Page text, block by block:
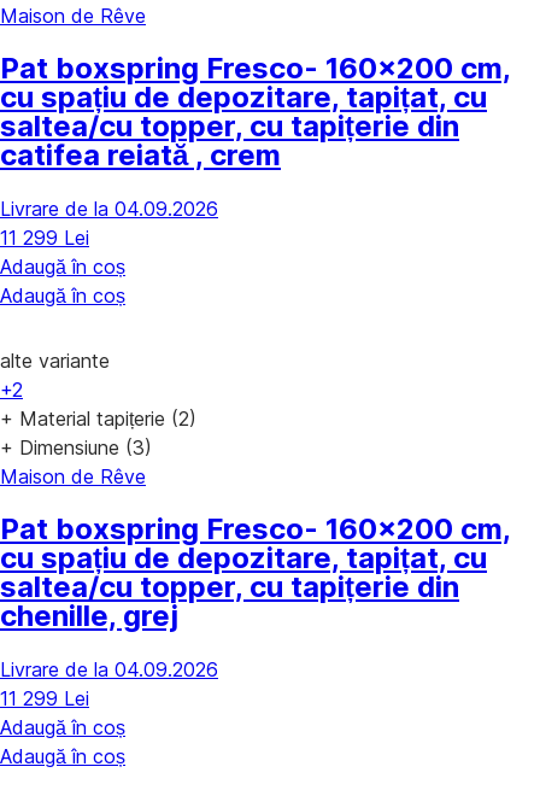
Maison de Rêve
Pat boxspring Fresco- 160x200 cm,
cu spațiu de depozitare, tapițat, cu
saltea/cu topper, cu tapițerie din
catifea reiată , crem
Livrare de la 04.09.2026
11 299 Lei
Adaugă în coș
Adaugă în coș
alte variante
+2
+ Material tapițerie (2)
+ Dimensiune (3)
Maison de Rêve
Pat boxspring Fresco- 160x200 cm,
cu spațiu de depozitare, tapițat, cu
saltea/cu topper, cu tapițerie din
chenille, grej
Livrare de la 04.09.2026
11 299 Lei
Adaugă în coș
Adaugă în coș